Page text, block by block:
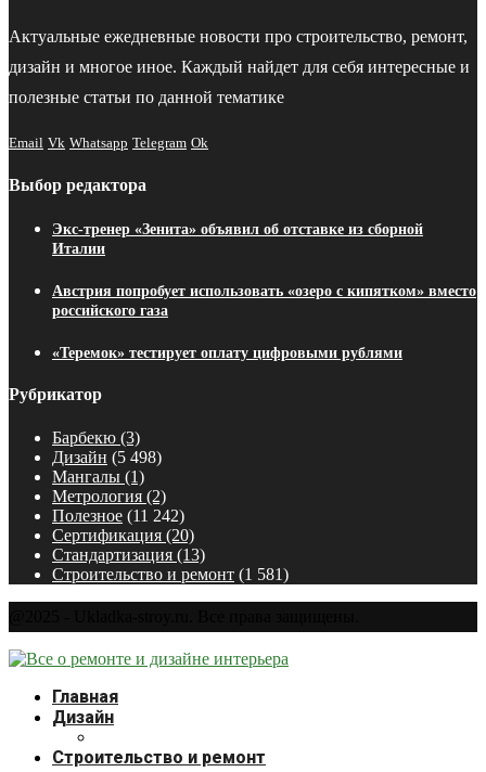
Актуальные ежедневные новости про строительство, ремонт,
дизайн и многое иное. Каждый найдет для себя интересные и
полезные статьи по данной тематике
Email Vk Whatsapp Telegram Ok
Выбор редактора
Экс-тренер «Зенита» объявил об отставке из сборной
Италии
Австрия попробует использовать «озеро с кипятком» вместо
российского газа
«Теремок» тестирует оплату цифровыми рублями
Рубрикатор
Барбекю (3)
Дизайн (5 498)
Мангалы (1)
Метрология (2)
Полезное (11 242)
Сертификация (20)
Стандартизация (13)
Строительство и ремонт (1 581)
Главная
Дизайн
Строительство и ремонт